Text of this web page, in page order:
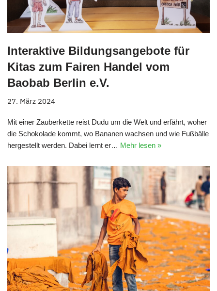
Interaktive Bildungsangebote für
Kitas zum Fairen Handel vom
Baobab Berlin e.V.
27. März 2024
Mit einer Zauberkette reist Dudu um die Welt und erfährt, woher
die Schokolade kommt, wo Bananen wachsen und wie Fußbälle
hergestellt werden. Dabei lernt er… Mehr lesen »